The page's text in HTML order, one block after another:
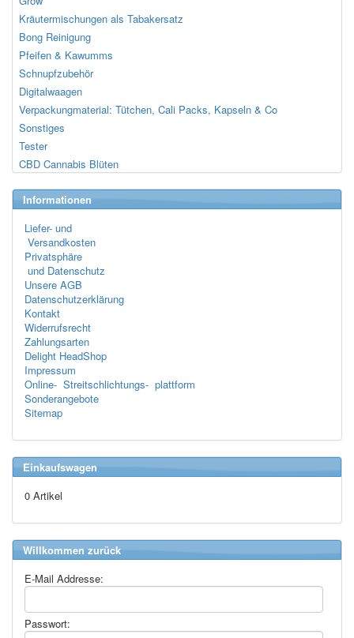
Kräutermischungen als Tabakersatz
Bong Reinigung
Pfeifen & Kawumms
Schnupfzubehör
Digitalwaagen
Verpackungmaterial: Tütchen, Cali Packs, Kapseln & Co
Sonstiges
Tester
CBD Cannabis Blüten
Informationen
Liefer- und
Versandkosten
Privatsphäre
und Datenschutz
Unsere AGB
Datenschutzerklärung
Kontakt
Widerrufsrecht
Zahlungsarten
Delight HeadShop
Impressum
Online- Streitschlichtungs- plattform
Sonderangebote
Sitemap
Einkaufswagen
0 Artikel
Willkommen zurück
E-Mail Addresse:
Passwort: